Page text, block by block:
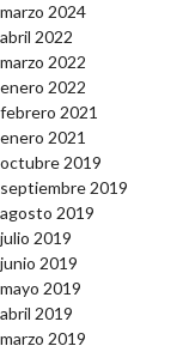
marzo 2024
abril 2022
marzo 2022
enero 2022
febrero 2021
enero 2021
octubre 2019
septiembre 2019
agosto 2019
julio 2019
junio 2019
mayo 2019
abril 2019
marzo 2019